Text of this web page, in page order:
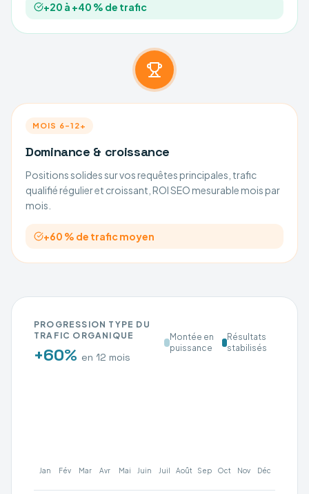
+20 à +40 % de trafic
MOIS 6–12+
Dominance & croissance
Positions solides sur vos requêtes principales, trafic
qualifié régulier et croissant, ROI SEO mesurable mois par
mois.
+60 % de trafic moyen
PROGRESSION TYPE DU
TRAFIC ORGANIQUE
+60% en 12 mois
Montée en
puissance
Résultats
stabilisés
Jan Fév Mar Avr Mai Juin Juil Août Sep Oct Nov Déc